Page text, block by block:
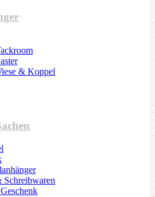
& Koppel
Schreibwaren